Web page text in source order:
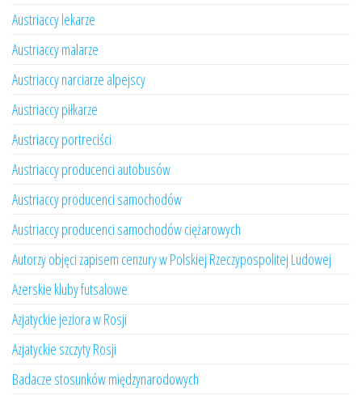
Austriaccy lekarze
Austriaccy malarze
Austriaccy narciarze alpejscy
Austriaccy piłkarze
Austriaccy portreciści
Austriaccy producenci autobusów
Austriaccy producenci samochodów
Austriaccy producenci samochodów ciężarowych
Autorzy objęci zapisem cenzury w Polskiej Rzeczypospolitej Ludowej
Azerskie kluby futsalowe
Azjatyckie jeziora w Rosji
Azjatyckie szczyty Rosji
Badacze stosunków międzynarodowych